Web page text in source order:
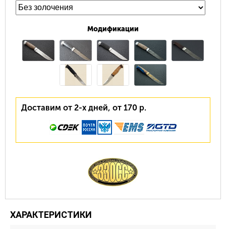
Модификации
Доставим от 2-х дней, от 170 р.
ХАРАКТЕРИСТИКИ